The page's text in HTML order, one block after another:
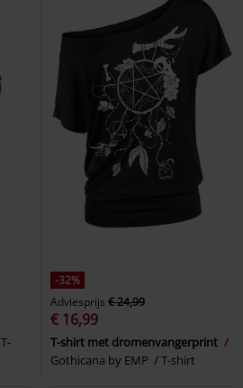
T-
-32%
Adviesprijs € 24,99
€ 16,99
T-shirt met dromenvangerprint
Gothicana by EMP
T-shirt